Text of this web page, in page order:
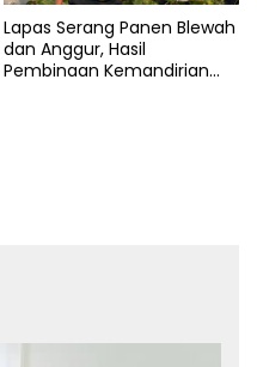
Lapas Serang Panen Blewah
dan Anggur, Hasil
Pembinaan Kemandirian